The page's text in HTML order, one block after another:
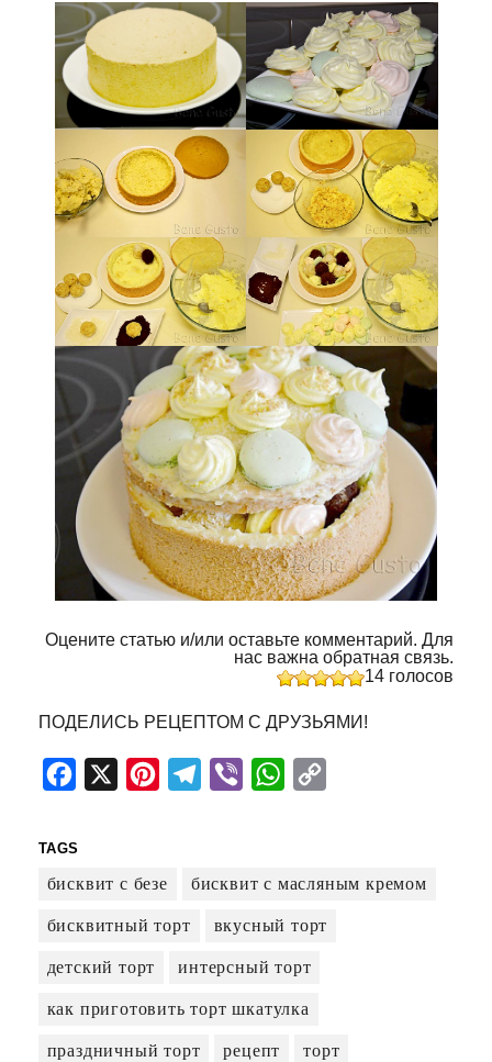
Оцените статью и/или оставьте комментарий. Для
нас важна обратная связь.
14 голосов
ПОДЕЛИСЬ РЕЦЕПТОМ С ДРУЗЬЯМИ!
Facebook PinterestTelegram
Viber WhatsApp
TAGS
бисквит с безе бисквит с масляным кремом
бисквитный торт вкусный торт
детский торт интерсный торт
как приготовить торт шкатулка
праздничный торт рецепт торт